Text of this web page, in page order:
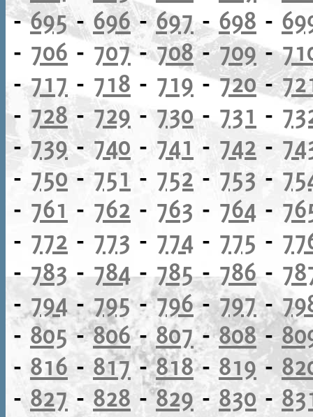
-695- 696-697- 698 -
- 706 - 707-708-709-
-717 - 718 - 719-720-
- 728 -729 - 730 - 731 -
-739-740 - 741 - 742 -
- 750 - 751 - 752 - 753 -
- 761 - 762 - 763 - 764 -
- 772 - 773 - 774 - 775 -
-783 -784-785-786-
- 794 -795-796-797-
- 805-806-807-808-
- 816 - 817-818- 819-
-827 -828 -829- 830 -